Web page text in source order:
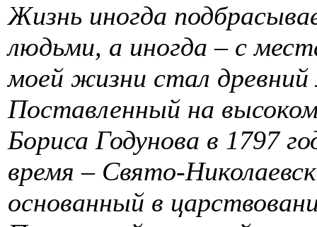
Жизнь иногда
людьми, а иногда – с
моей жизни стал древний
Поставленный на
Бориса Годунова в 1797
время – Свято-
основанный в